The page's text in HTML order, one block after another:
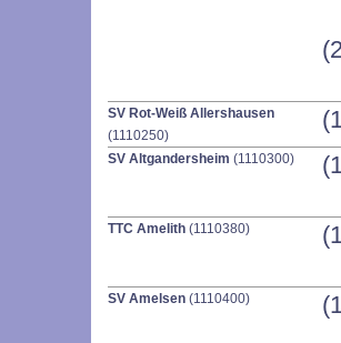
SV Rot-Weiß Allershausen
(1110250)
SV Altgandersheim (1110300)
TTC Amelith (1110380)
SV Amelsen (1110400)